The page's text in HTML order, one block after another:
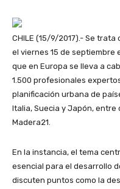
CHILE (15/9/2017).- Se
el viernes 15 de septiembre
que en Europa se lleva a
1.500 profesionales
planificación urbana de
Italia, Suecia y Japón,
Madera21.
En la instancia, el tema
esencial para el desarrollo
discuten puntos como la